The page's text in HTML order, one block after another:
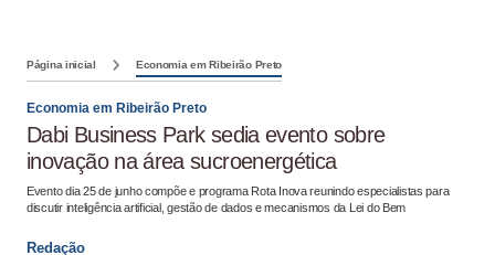
Página inicial Economia em Ribeirão Preto
Economia em Ribeirão Preto
Dabi Business Park sedia evento sobre
inovação na área sucroenergética
Evento dia 25 de junho compõe e programa Rota Inova reunindo especialistas para
discutir inteligência artificial, gestão de dados e mecanismos da Lei do Bem
Redação